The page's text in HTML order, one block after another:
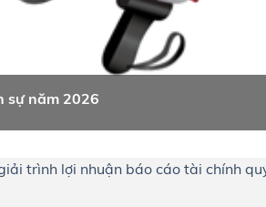
sự năm 2026